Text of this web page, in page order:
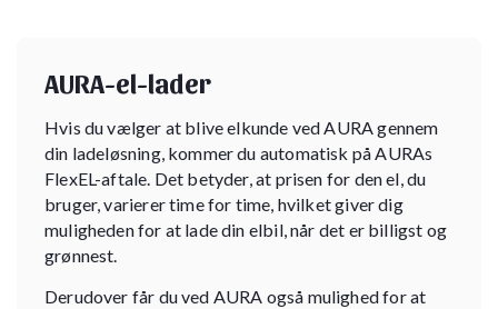
AURA-el-lader
Hvis du vælger at blive elkunde ved AURA gennem
din ladeløsning, kommer du automatisk på AURAs
FlexEL-aftale. Det betyder, at prisen for den el, du
bruger, varierer time for time, hvilket giver dig
muligheden for at lade din elbil, når det er billigst og
grønnest.
Derudover får du ved AURA også mulighed for at